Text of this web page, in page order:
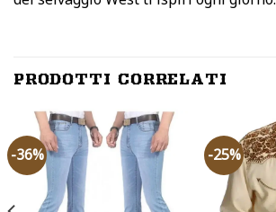
PRODOTTI CORRELATI
-36% -25%